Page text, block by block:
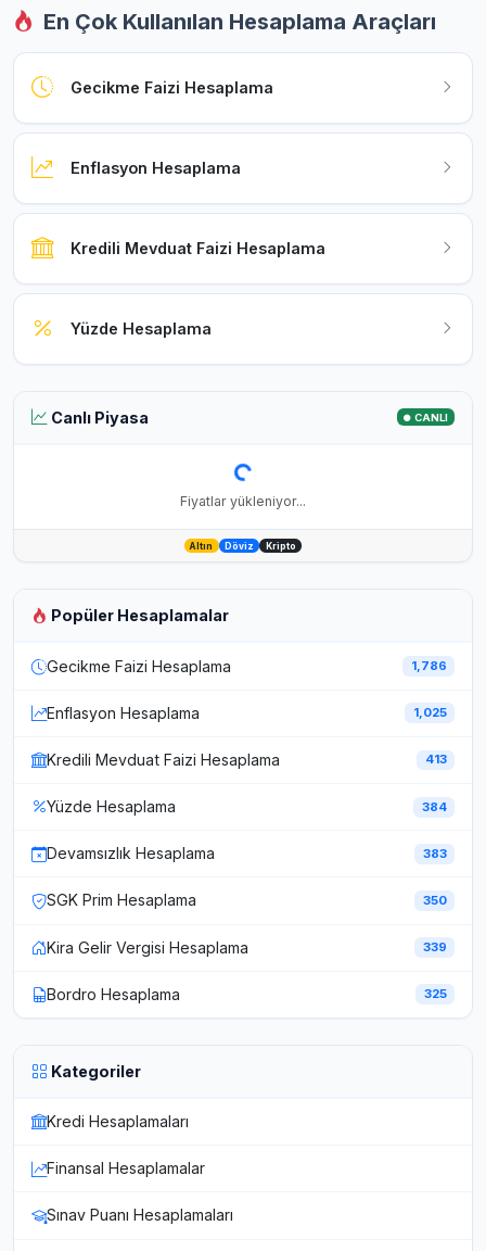
En Çok Kullanılan Hesaplama Araçları
Gecikme Faizi Hesaplama
Enflasyon Hesaplama
Kredili Mevduat Faizi Hesaplama
Yüzde Hesaplama
Canlı Piyasa CANLI
Fiyatlar yükleniyor...
Altın Döviz Kripto
Popüler Hesaplamalar
Gecikme Faizi Hesaplama 1,786
Enflasyon Hesaplama 1,025
Kredili Mevduat Faizi Hesaplama 413
Yüzde Hesaplama 384
Devamsızlık Hesaplama 383
SGK Prim Hesaplama 350
Kira Gelir Vergisi Hesaplama 339
Bordro Hesaplama 325
Kategoriler
Kredi Hesaplamaları
Finansal Hesaplamalar
Sınav Puanı Hesaplamaları